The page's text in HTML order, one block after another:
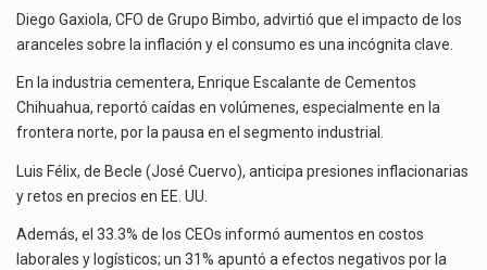
Diego Gaxiola, CFO de Grupo Bimbo, advirtió que el impacto de los
aranceles sobre la inflación y el consumo es una incógnita clave.
En la industria cementera, Enrique Escalante de Cementos
Chihuahua, reportó caídas en volúmenes, especialmente en la
frontera norte, por la pausa en el segmento industrial.
Luis Félix, de Becle (José Cuervo), anticipa presiones inflacionarias
y retos en precios en EE. UU.
Además, el 33.3% de los CEOs informó aumentos en costos
laborales y logísticos; un 31% apuntó a efectos negativos por la